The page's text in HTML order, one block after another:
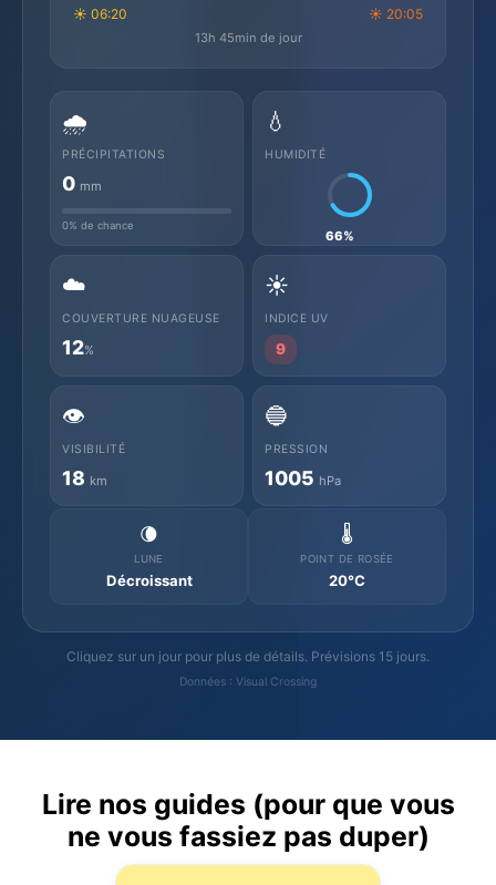
☀ 06:20 ☀ 20:05
13h 45min de jour
🌧️
PRÉCIPITATIONS
0 mm
0% de chance
💧
HUMIDITÉ
66%
☁️
COUVERTURE NUAGEUSE
12%
☀️
INDICE UV
9
👁️
VISIBILITÉ
18 km
🔵
PRESSION
1005 hPa
🌘
LUNE
Décroissant
🌡️
POINT DE ROSÉE
20°C
Cliquez sur un jour pour plus de détails. Prévisions 15 jours.
Données : Visual Crossing
Lire nos guides (pour que vous
ne vous fassiez pas duper)